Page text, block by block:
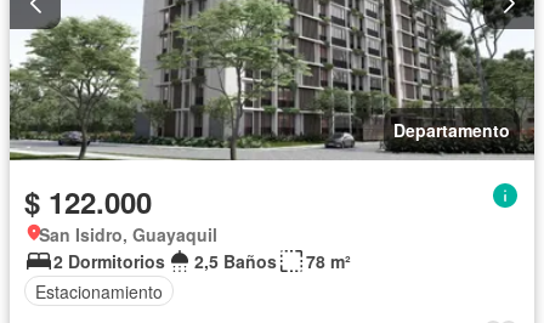
Departamento
$ 122.000
San Isidro, Guayaquil
2 Dormitorios
2,5 Baños
78 m²
Estacionamiento